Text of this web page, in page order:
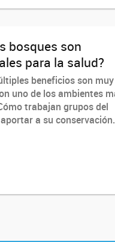
bosques son
para la salud?
beneficios son muy
uno de los ambientes
trabajan grupos del
a su conservación.